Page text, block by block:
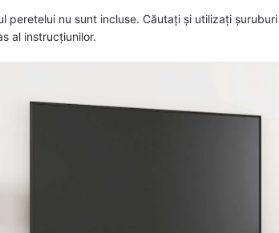
peretelui nu sunt incluse. Căutați și utilizați
al instrucțiunilor.